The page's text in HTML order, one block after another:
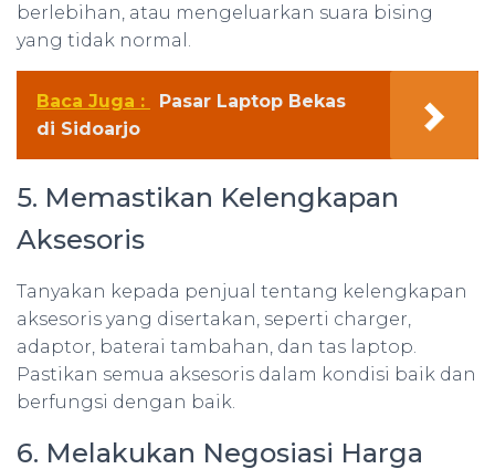
berlebihan, atau mengeluarkan suara bising
yang tidak normal.
Baca Juga :
Pasar Laptop Bekas
di Sidoarjo
5. Memastikan Kelengkapan
Aksesoris
Tanyakan kepada penjual tentang kelengkapan
aksesoris yang disertakan, seperti charger,
adaptor, baterai tambahan, dan tas laptop.
Pastikan semua aksesoris dalam kondisi baik dan
berfungsi dengan baik.
6. Melakukan Negosiasi Harga